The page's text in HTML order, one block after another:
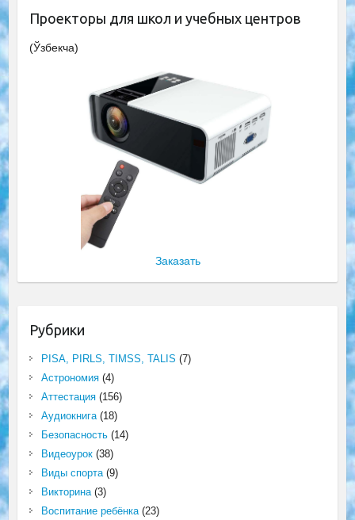
Проекторы для школ и учебных центров
(Ўзбекча)
Заказать
Рубрики
PISA, PIRLS, TIMSS, TALIS (7)
Астрономия(4)
Аттестация(156)
Аудиокнига(18)
Безопасность(14)
Видеоурок(38)
Виды спорта(9)
Викторина(3)
Воспитание ребёнка(23)